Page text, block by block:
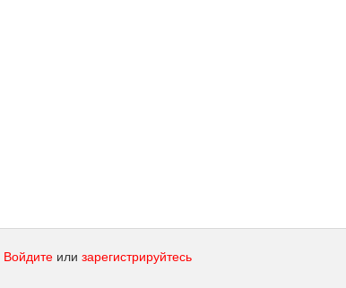
Войдите или зарегистрируйтесь